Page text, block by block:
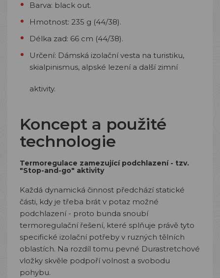
Barva: black out.
Hmotnost: 235 g (44/38).
Délka zad: 66 cm (44/38).
Určení: Dámská izolační vesta na turistiku,
skialpinismus, alpské lezení a další zimní
aktivity.
Koncept a použité
technologie
Termoregulace zamezující podchlazení - tzv.
"Stop-and-go" aktivity
Každá dynamická činnost předchází statické
části, kdy je třeba brát v potaz možné
podchlazení - proto bunda snoubí
termoregulační řešení, které splňuje právě tyto
specifické izolační potřeby v ruzných tělních
oblastích. Na rozdíl tomu pevné Durastretchové
vložky skvěle podpoří volnost a svobodu
pohybu.